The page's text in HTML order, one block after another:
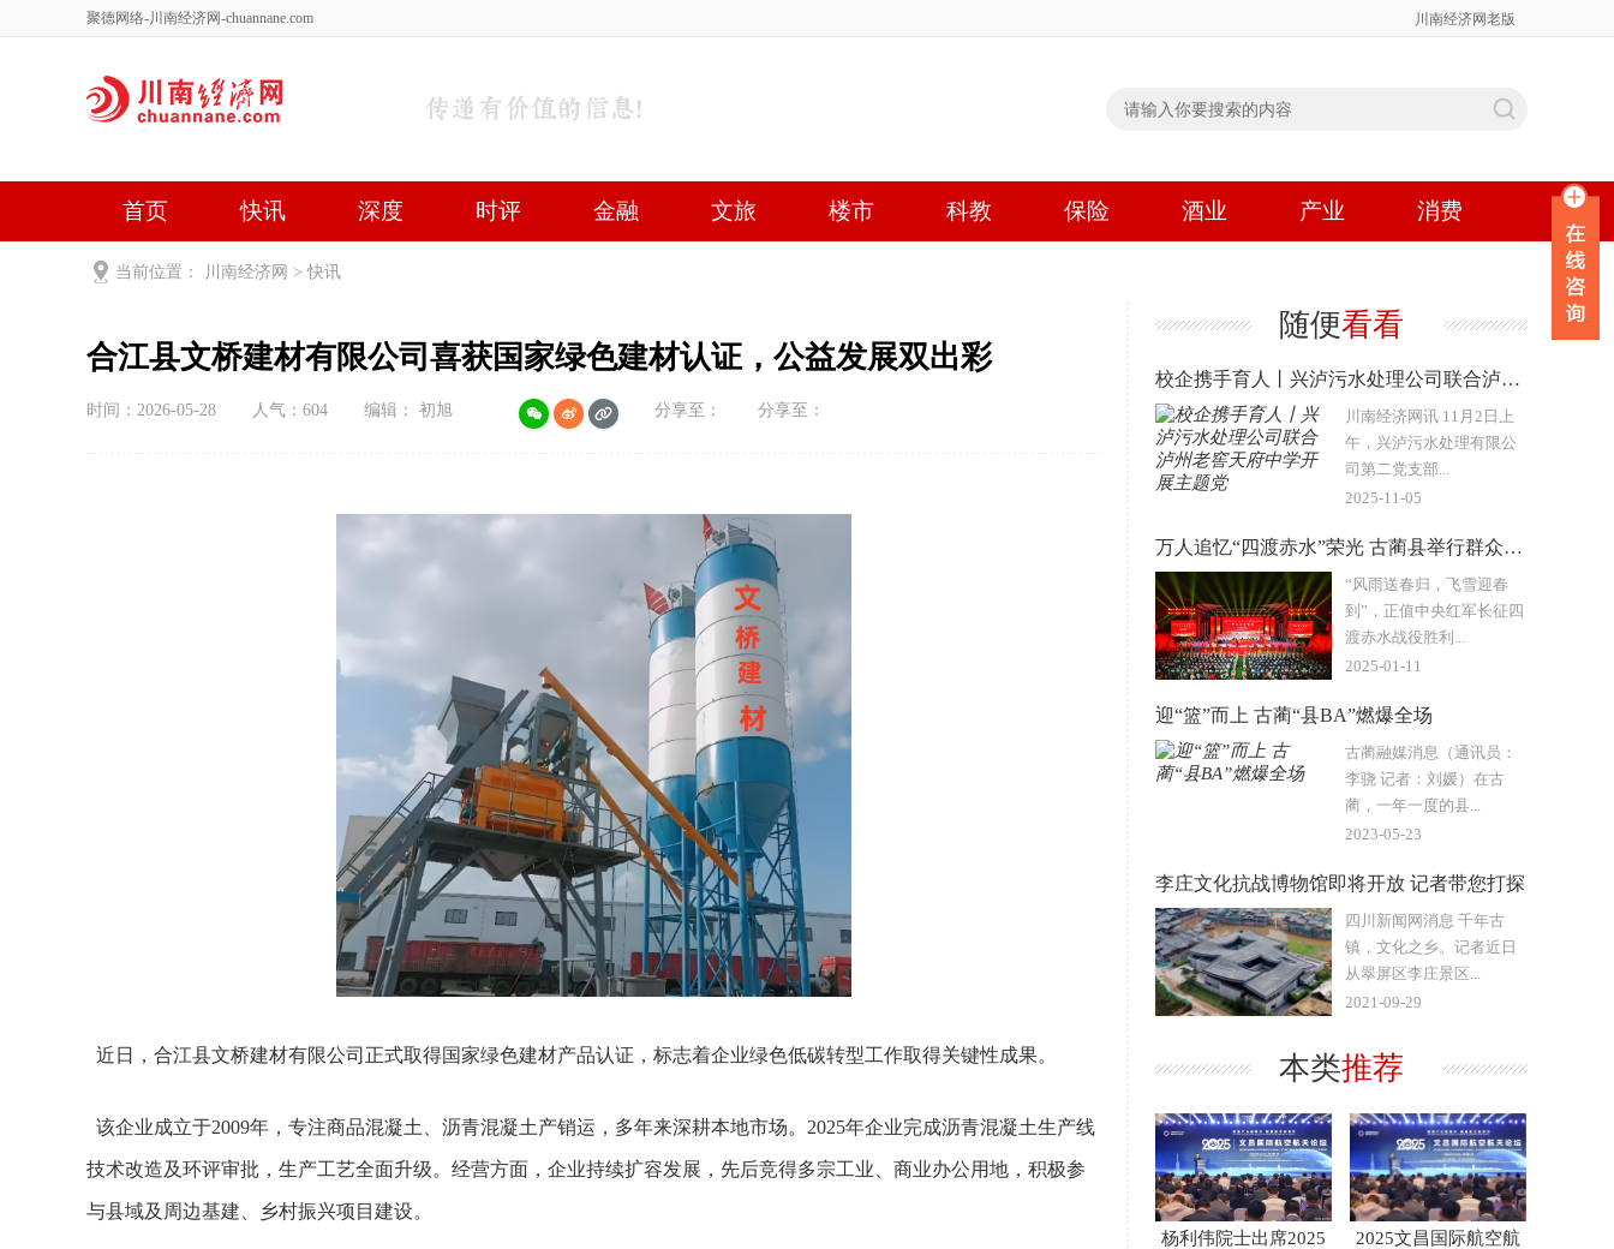
聚德网络-川南经济网-chuannane.com 川南经济网老版
首页 快讯 深度 时评 金融 文旅 楼市 科教 保险 酒业 产业 消费
健康 文艺
当前位置： 川南经济网 >快讯
合江县文桥建材有限公司喜获国家绿色建材认证，公益发展双出彩
时间：2026-05-28 人气： 604 编辑： 初旭 分享至： 分享至：
近日，合江县文桥建材有限公司正式取得国家绿色建材产品认证，标志着企业绿色低碳转型工作取得关键性成果。
该企业成立于2009年，专注商品混凝土、沥青混凝土产销运，多年来深耕本地市场。2025年企业完成沥青混凝土生产线
技术改造及环评审批，生产工艺全面升级。经营方面，企业持续扩容发展，先后竞得多宗工业、商业办公用地，积极参
与县域及周边基建、乡村振兴项目建设。
随便看看
校企携手育人丨兴泸污水处理公司联合泸州老窖天府中学开展主题党
川南经济网讯 11月2日上
午，兴泸污水处理有限公
司第二党支部...
2025-11-05
万人追忆“四渡赤水”荣光 古蔺县举行群众文艺晚会
“风雨送春归，飞雪迎春
到”，正值中央红军长征四
渡赤水战役胜利...
2025-01-11
迎“篮”而上 古蔺“县BA”燃爆全场
古蔺融媒消息（通讯员：
李骁 记者：刘媛）在古
蔺，一年一度的县...
2023-05-23
李庄文化抗战博物馆即将开放 记者带您打探
四川新闻网消息 千年古
镇，文化之乡。记者近日
从翠屏区李庄景区...
2021-09-29
本类推荐
杨利伟院士出席2025
2025文昌国际航空航